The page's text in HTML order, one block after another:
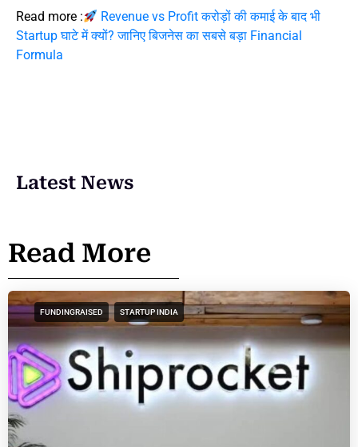
Read more :
Revenue vs Profit करोड़ों की कमाई के बाद भी
Startup घाटे में क्यों? जानिए बिजनेस का सबसे बड़ा Financial
Formula
Latest News
Read More
FUNDINGRAISED STARTUP INDIA